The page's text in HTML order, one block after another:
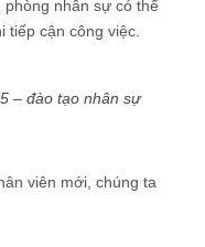
nhân sự có thể
tiếp cận công việc.
– đào tạo nhân sự
viên mới, chúng ta